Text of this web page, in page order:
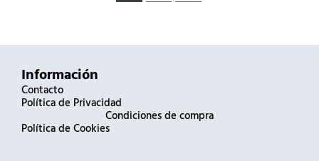
Información
Contacto
Política de Privacidad
Condiciones de compra
Política de Cookies